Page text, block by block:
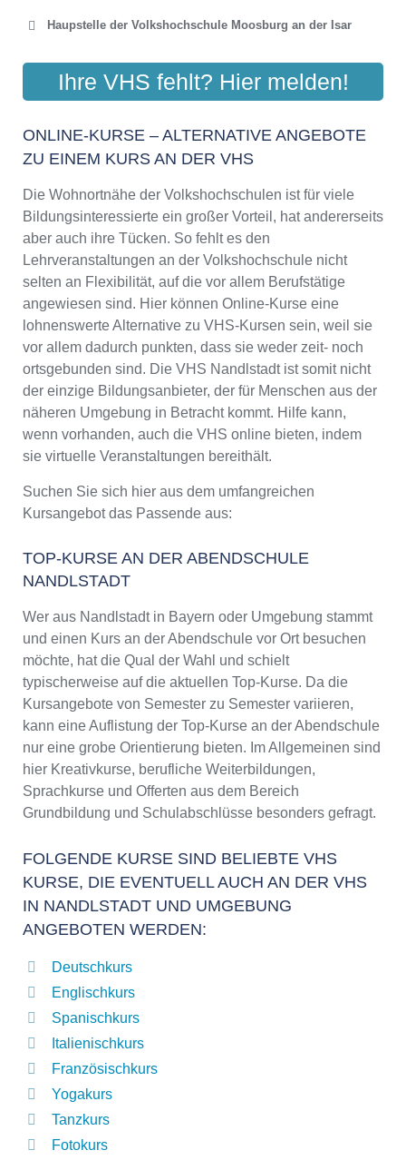
Haupstelle der Volkshochschule Moosburg an der Isar
VOLKSHOCHSCHULE
MOOSBURG E.V.
Aktualisiert: August 2021
Ihre VHS fehlt? Hier melden!
ONLINE-KURSE – ALTERNATIVE ANGEBOTE
ZU EINEM KURS AN DER VHS
Die Wohnortnähe der Volkshochschulen ist für viele
Bildungsinteressierte ein großer Vorteil, hat andererseits
aber auch ihre Tücken. So fehlt es den
Lehrveranstaltungen an der Volkshochschule nicht
selten an Flexibilität, auf die vor allem Berufstätige
angewiesen sind. Hier können Online-Kurse eine
lohnenswerte Alternative zu VHS-Kursen sein, weil sie
vor allem dadurch punkten, dass sie weder zeit- noch
ortsgebunden sind. Die VHS Nandlstadt ist somit nicht
der einzige Bildungsanbieter, der für Menschen aus der
näheren Umgebung in Betracht kommt. Hilfe kann,
wenn vorhanden, auch die VHS online bieten, indem
sie virtuelle Veranstaltungen bereithält.
Suchen Sie sich hier aus dem umfangreichen
Kursangebot das Passende aus:
TOP-KURSE AN DER ABENDSCHULE
NANDLSTADT
Wer aus Nandlstadt in Bayern oder Umgebung stammt
und einen Kurs an der Abendschule vor Ort besuchen
möchte, hat die Qual der Wahl und schielt
typischerweise auf die aktuellen Top-Kurse. Da die
Kursangebote von Semester zu Semester variieren,
kann eine Auflistung der Top-Kurse an der Abendschule
nur eine grobe Orientierung bieten. Im Allgemeinen sind
hier Kreativkurse, berufliche Weiterbildungen,
Sprachkurse und Offerten aus dem Bereich
Grundbildung und Schulabschlüsse besonders gefragt.
FOLGENDE KURSE SIND BELIEBTE VHS
KURSE, DIE EVENTUELL AUCH AN DER VHS
IN NANDLSTADT UND UMGEBUNG
ANGEBOTEN WERDEN:
Deutschkurs
Englischkurs
Spanischkurs
Italienischkurs
Französischkurs
Yogakurs
Tanzkurs
Fotokurs